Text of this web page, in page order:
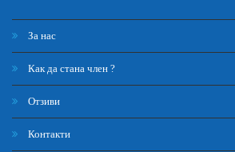
За нас
Как да стана член ?
Отзиви
Контакти